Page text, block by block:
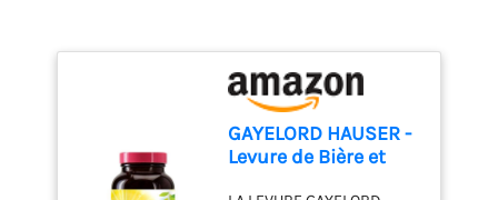
GAYELORD HAUSER -
Levure de Bière et